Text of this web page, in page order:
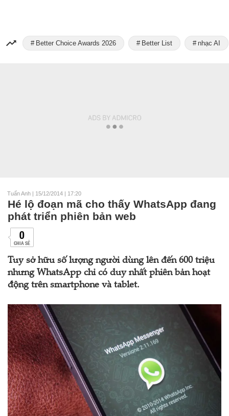
Better Choice Awards 2026 Better List nhạc AI
Tuấn Anh | 15/12/2014 | 17:20
Hé lộ đoạn mã cho thấy WhatsApp đang
phát triển phiên bản web
0
CHIA SẺ
Tuy sở hữu số lượng người dùng lên đến 600 triệu
nhưng WhatsApp chỉ có duy nhất phiên bản hoạt
động trên smartphone và tablet.